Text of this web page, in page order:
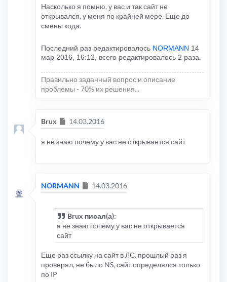
Насколько я помню, у вас и так сайт не
открывался, у меня по крайней мере. Еще до
смены кода.
Последний раз редактировалось NORMANN 14
мар 2016, 16:12, всего редактировалось 2 раза.
Правильно заданный вопрос и описание
проблемы - 70% их решения...
Brux Сообщение
14.03.2016
я не знаю почему у вас не открывается сайт
NORMANN Сообщение
14.03.2016
Brux писал(а):
я не знаю почему у вас не открывается
сайт
Еще раз ссылку на сайт в ЛС. прошлый раз я
проверял, не было NS, сайт определялся только
по IP